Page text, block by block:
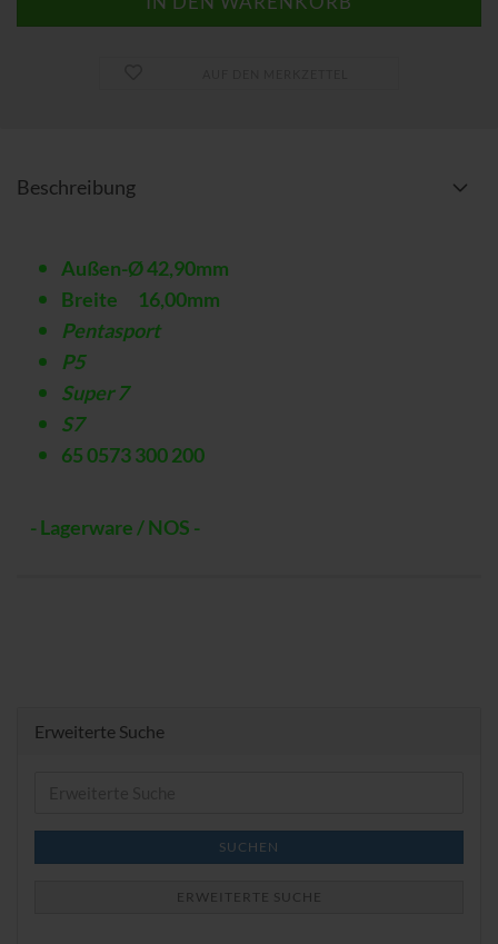
Beschreibung
Außen-Ø 42,90mm
Breite 16,00mm
Pentasport
P5
Super 7
S7
65 0573 300 200
- Lagerware / NOS -
Erweiterte Suche
SUCHEN
ERWEITERTE SUCHE